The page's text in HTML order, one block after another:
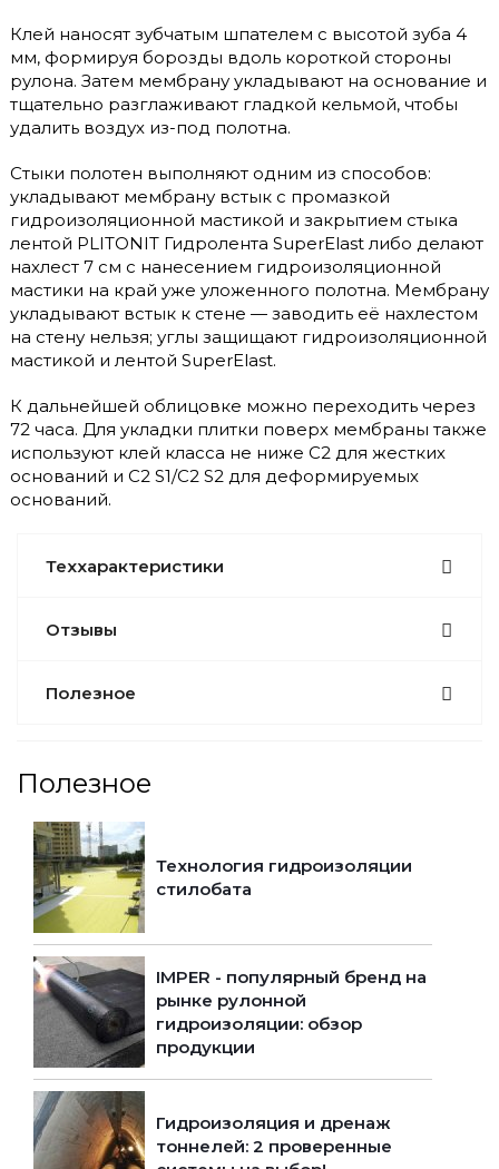
Клей наносят зубчатым шпателем с высотой зуба 4
мм, формируя борозды вдоль короткой стороны
рулона. Затем мембрану укладывают на основание и
тщательно разглаживают гладкой кельмой, чтобы
удалить воздух из-под полотна.
Стыки полотен выполняют одним из способов:
укладывают мембрану встык с промазкой
гидроизоляционной мастикой и закрытием стыка
лентой PLITONIT Гидролента SuperElast либо делают
нахлест 7 см с нанесением гидроизоляционной
мастики на край уже уложенного полотна. Мембрану
укладывают встык к стене — заводить её нахлестом
на стену нельзя; углы защищают гидроизоляционной
мастикой и лентой SuperElast.
К дальнейшей облицовке можно переходить через
72 часа. Для укладки плитки поверх мембраны также
используют клей класса не ниже C2 для жестких
оснований и C2 S1/C2 S2 для деформируемых
оснований.
Теххарактеристики
Отзывы
Полезное
Полезное
Технология гидроизоляции
стилобата
IMPER - популярный бренд на
рынке рулонной
гидроизоляции: обзор
продукции
Гидроизоляция и дренаж
тоннелей: 2 проверенные